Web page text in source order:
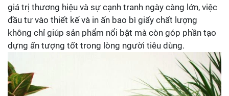
giá trị thương hiệu và sự cạnh tranh ngày càng lớn, việc
đầu tư vào thiết kế và in ấn bao bì giấy chất lượng
không chỉ giúp sản phẩm nổi bật mà còn góp phần tạo
dựng ấn tượng tốt trong lòng người tiêu dùng.